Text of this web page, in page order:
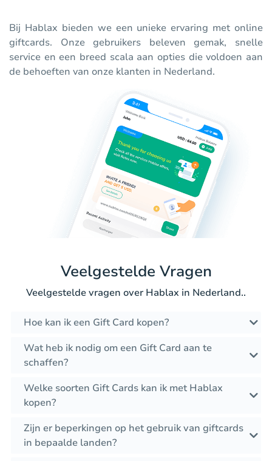
Bij Hablax bieden we een unieke ervaring met online
giftcards. Onze gebruikers beleven gemak, snelle
service en een breed scala aan opties die voldoen aan
de behoeften van onze klanten in Nederland.
Veelgestelde Vragen
Veelgestelde vragen over Hablax in Nederland..
Hoe kan ik een Gift Card kopen?
Wat heb ik nodig om een Gift Card aan te
schaffen?
Welke soorten Gift Cards kan ik met Hablax
kopen?
Zijn er beperkingen op het gebruik van giftcards
in bepaalde landen?